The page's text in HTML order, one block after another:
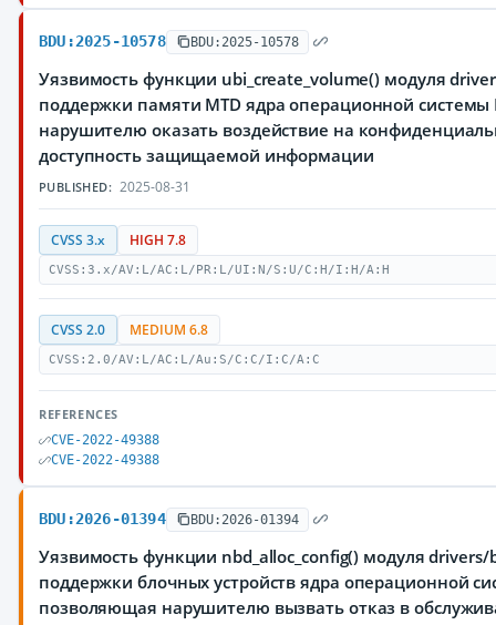
BDU:2025-10578 BDU:2025-10578
Уязвимость функции ubi_create_volume() модуля
поддержки памяти MTD ядра операционной
нарушителю оказать воздействие на
доступность защищаемой информации
PUBLISHED: 2025-08-31
CVSS 3.x HIGH 7.8
CVSS:3.x/AV:L/AC:L/PR:L/UI:N/S:U/C:H/I:H/A:H
CVSS 2.0 MEDIUM 6.8
CVSS:2.0/AV:L/AC:L/Au:S/C:C/I:C/A:C
REFERENCES
CVE-2022-49388
CVE-2022-49388
BDU:2026-01394 BDU:2026-01394
Уязвимость функции nbd_alloc_config() модуля
поддержки блочных устройств ядра операционной
позволяющая нарушителю вызвать отказ в